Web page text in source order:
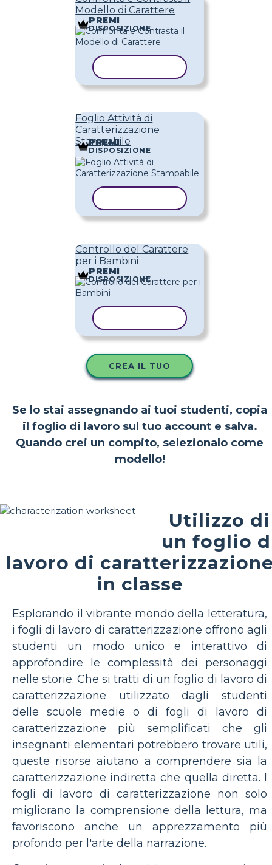
Modello di Carattere
PREMI
DISPOSIZIONE
Foglio Attività di
Caratterizzazione
Stampabile
PREMI
DISPOSIZIONE
Controllo del Carattere
per i Bambini
PREMI
DISPOSIZIONE
CREA IL TUO
Se lo stai assegnando ai tuoi studenti, copia
il foglio di lavoro sul tuo account e salva.
Quando crei un compito, selezionalo come
modello!
Utilizzo di
un foglio
lavoro di
in classe
Esplorando il vibrante mondo della letteratura,
i fogli di lavoro di caratterizzazione offrono agli
studenti un modo unico e interattivo di
approfondire le complessità dei personaggi
nelle storie. Che si tratti di un foglio di lavoro di
caratterizzazione utilizzato dagli studenti
delle scuole medie o di fogli di lavoro di
caratterizzazione più semplificati che gli
insegnanti elementari potrebbero trovare utili,
queste risorse aiutano a comprendere sia la
caratterizzazione indiretta che quella diretta. I
fogli di lavoro di caratterizzazione non solo
migliorano la comprensione della lettura, ma
favoriscono anche un apprezzamento più
profondo per l'arte della narrazione.